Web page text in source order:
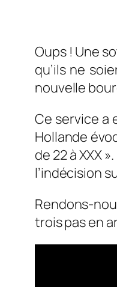
Oups ! Une
qu’ils ne
nouvelle
Ce service a
Hollande
de 22 à XXX »
l’indécision
Rendons-
trois pas en